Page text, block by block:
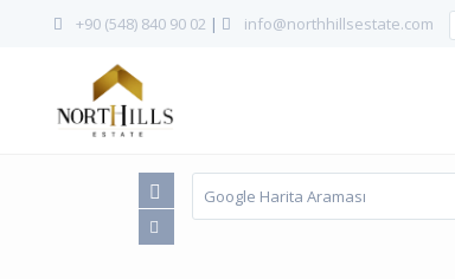
+90 (548) 840 90 02 | info@northhillsestate.com